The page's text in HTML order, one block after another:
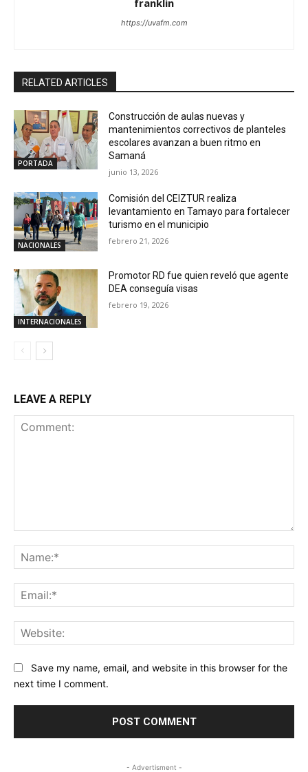
franklin
https://uvafm.com
RELATED ARTICLES
PORTADA
Construcción de aulas nuevas y
mantenimientos correctivos de planteles
escolares avanzan a buen ritmo en
Samaná
junio 13, 2026
NACIONALES
Comisión del CEIZTUR realiza
levantamiento en Tamayo para fortalecer
turismo en el municipio
febrero 21, 2026
INTERNACIONALES
Promotor RD fue quien reveló que agente
DEA conseguía visas
febrero 19, 2026
LEAVE A REPLY
Save my name, email, and website in this browser for the
next time I comment.
- Advertisment -